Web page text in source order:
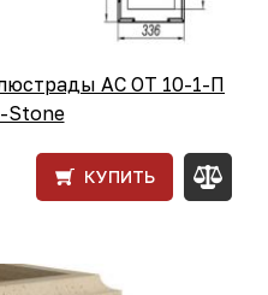
АС ОТ 10-1-П
Stone
КУПИТЬ